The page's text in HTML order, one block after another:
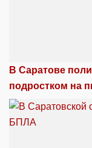
В Саратове
подростком на